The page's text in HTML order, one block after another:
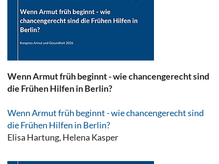
Wenn Armut früh beginnt - wie chancengerecht sind
die Frühen Hilfen in Berlin?
Wenn Armut früh beginnt - wie chancengerecht sind
die Frühen Hilfen in Berlin?
Elisa Hartung, Helena Kasper